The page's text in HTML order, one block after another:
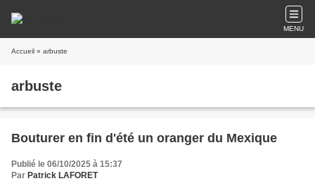
MENU
Accueil » arbuste
arbuste
Bouturer en fin d'été un oranger du Mexique
Publié le 06/10/2025 à 15:37
Par Patrick LAFORET